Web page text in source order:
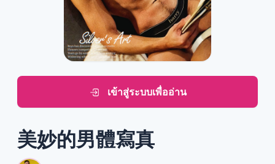
เข้าสู่ระบบเพื่ออ่าน
美妙的男體寫真